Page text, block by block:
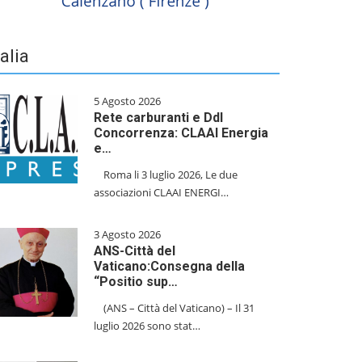
5 Agosto 2026
Rete carburanti e Ddl
Concorrenza: CLAAI Energia
e…
​Roma li 3 luglio 2026, Le due
associazioni CLAAI ENERGI…
3 Agosto 2026
ANS-Città del
Vaticano:Consegna della
“Positio sup…
(ANS – Città del Vaticano) – Il 31
luglio 2026 sono stat…